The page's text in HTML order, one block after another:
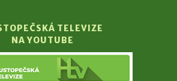
TELEVIZE
NA YOUTUBE